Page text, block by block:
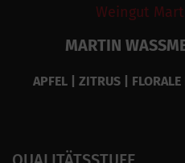
Weingut
MARTIN
APFEL | ZITRUS |